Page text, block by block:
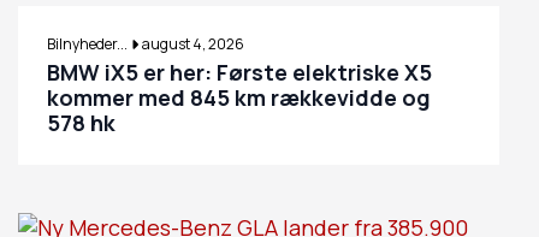
Bilnyheder... august 4, 2026
BMW iX5 er her: Første elektriske X5
kommer med 845 km rækkevidde og
578 hk